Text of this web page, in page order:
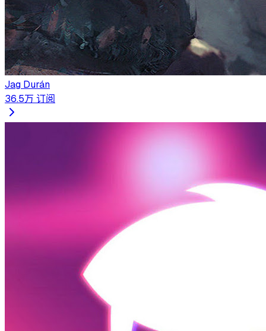
Jag Durán
36.5万 订阅